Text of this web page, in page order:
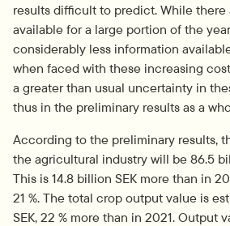
results difficult to predict. While there
available for a large portion of the
considerably less information
when faced with these increasing
a greater than usual uncertainty in
thus in the preliminary results as a
According to the preliminary results,
the agricultural industry will be 86.5
This is 14.8 billion SEK more than in
21 %. The total crop output value is
SEK, 22 % more than in 2021. Output